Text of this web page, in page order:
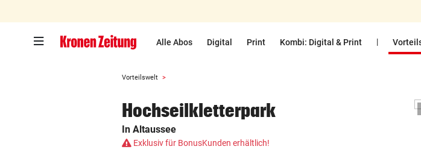
Alle Abos Digital Print Kombi: Digital & Print |
Vorteilswelt
Hochseilkletterpark
In Altaussee
Exklusiv für BonusKunden erhältlich!